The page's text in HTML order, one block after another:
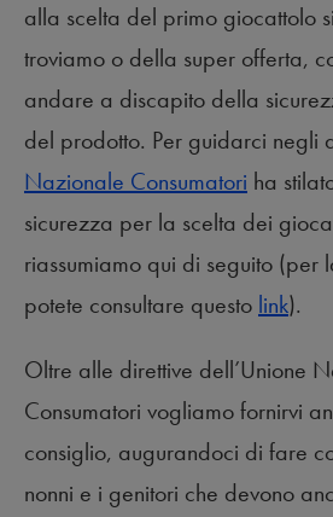
alla scelta del primo giocattolo
troviamo o della super offerta,
andare a discapito della
del prodotto. Per guidarci negli
Nazionale Consumatori ha
sicurezza per la scelta dei
riassumiamo qui di seguito (per
potete consultare questo link).
Oltre alle direttive dell’Unione
Consumatori vogliamo fornirvi
consiglio, augurandoci di fare
nonni e i genitori che devono